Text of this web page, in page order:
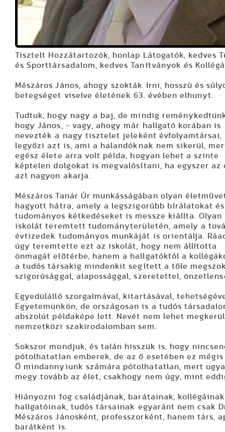
Tisztelt Hozzátartozók, honlap Látogatók, kedves
és Sporttársadalom, kedves Tanítványok és
Mészáros János, ahogy szokták írni, hosszú és
betegséget viselve életének 63. évében elhunyt.
Tudtuk, hogy nagy a baj, de mindig
hogy János, - vagy, ahogy már hallgató korában is
nevezték a nagy tisztelet jeleként évfolyamtársai,
legyőzi azt is, ami a halandóknak nem sikerül,
egész élete arra volt példa, hogyan lehet a szinte
képtelen dolgokat is megvalósítani, ha egyszer az
azt nagyon akarja.
Mészáros Tanár Úr munkásságában olyan
hagyott hátra, amely a legszigorúbb bírálatokat és
tudományos kétkedéseket is messze kiállta. Olyan
iskolát teremtett tudományterületén, amely a
évtizedek tudományos munkáját is orientálja.
úgy teremtette ezt az iskolát, hogy nem állította
önmagát előtérbe, hanem a hallgatóktól a
a tudós társakig mindenkit segített a tőle
szigorúsággal, alapossággal, szeretettel,
Egyedülálló szorgalmával, kitartásával,
Egyetemünkön, de országosan is a tudós
abszolút példaképe lett. Nevét nem lehet
nemzetközi szakirodalomban sem.
Sokszor mondjuk, és talán hisszük is, hogy
pótolhatatlan emberek, de az ő esetében ez mégis
Ő mindannyiunk számára pótolhatatlan, mert
megy tovább az élet, csakhogy nem úgy, mint
Hiányozni fog családjának, barátainak,
hallgatóinak, tudós társainak egyaránt nem csak
Mészáros Jánosként, professzorként, hanem társ,
barátként is.